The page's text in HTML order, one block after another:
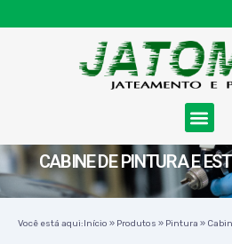
CABINE DE PINTURA E
Você está aqui:Início » Produtos » Pintura »